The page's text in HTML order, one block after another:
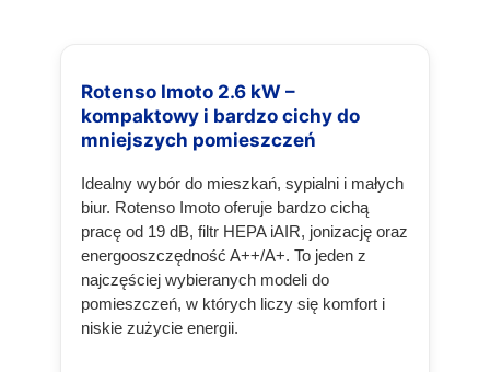
Rotenso Imoto 2.6 kW –
kompaktowy i bardzo cichy do
mniejszych pomieszczeń
Idealny wybór do mieszkań, sypialni i małych
biur. Rotenso Imoto oferuje bardzo cichą
pracę od 19 dB, filtr HEPA iAIR, jonizację oraz
energooszczędność A++/A+. To jeden z
najczęściej wybieranych modeli do
pomieszczeń, w których liczy się komfort i
niskie zużycie energii.